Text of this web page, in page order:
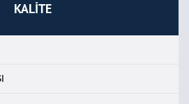
KALİTE